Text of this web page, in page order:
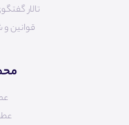
تالار
قوانین و